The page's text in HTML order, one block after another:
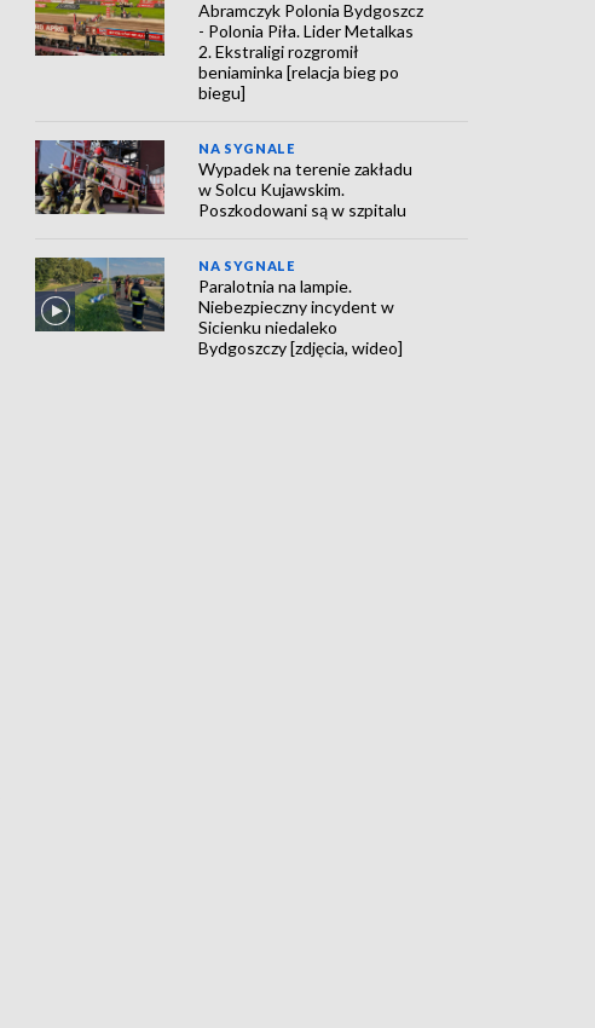
Abramczyk Polonia Bydgoszcz
- Polonia Piła. Lider Metalkas
2. Ekstraligi rozgromił
beniaminka [relacja bieg po
biegu]
NA SYGNALE
Wypadek na terenie zakładu
w Solcu Kujawskim.
Poszkodowani są w szpitalu
NA SYGNALE
Paralotnia na lampie.
Niebezpieczny incydent w
Sicienku niedaleko
Bydgoszczy [zdjęcia, wideo]